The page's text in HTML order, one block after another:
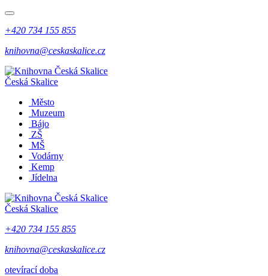
+420 734 155 855
knihovna@ceskaskalice.cz
Česká Skalice
Město
Muzeum
Bájo
ZŠ
MŠ
Vodárny
Kemp
Jídelna
Česká Skalice
+420 734 155 855
knihovna@ceskaskalice.cz
otevírací doba